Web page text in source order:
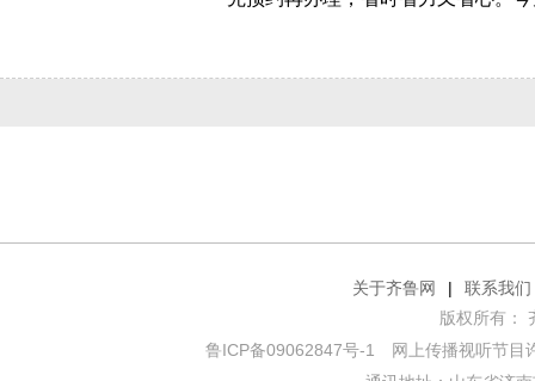
关于齐鲁网 |
联系我们
版权所有：
鲁ICP备09062847号-1
网上传播视听节目